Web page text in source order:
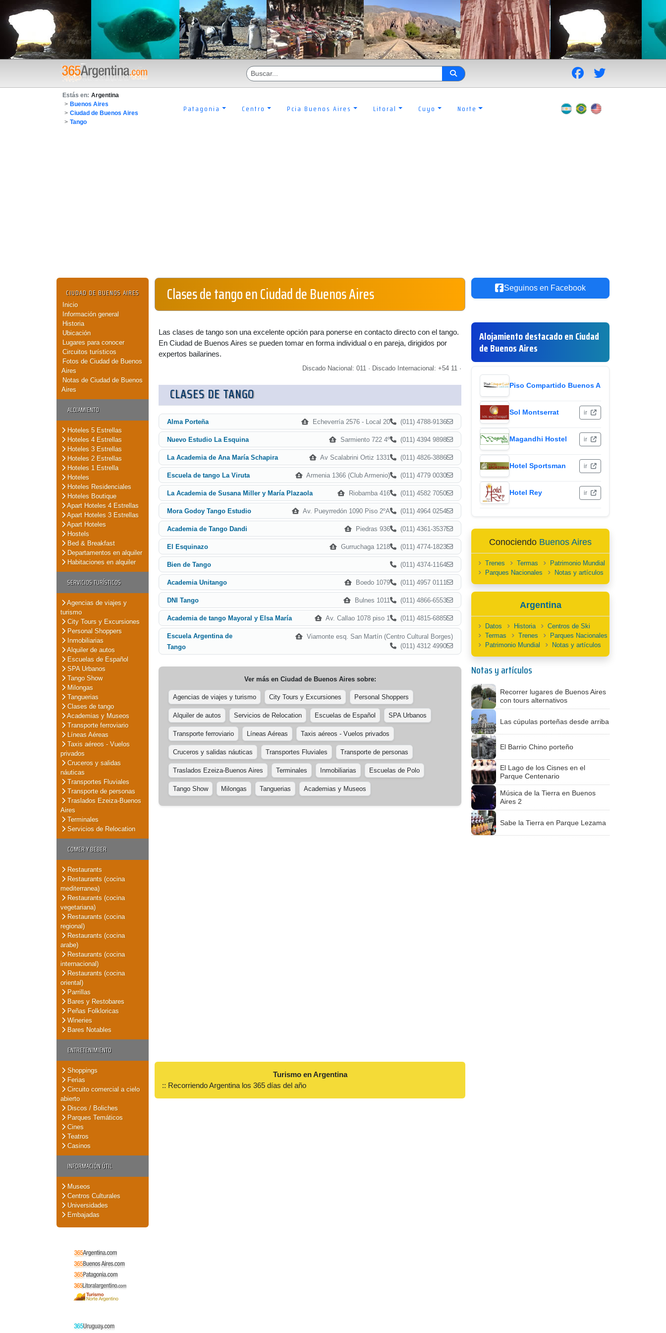
Estás en: Argentina
> Buenos Aires
> Ciudad de Buenos Aires
> Tango
Patagonia Centro Pcia Buenos Aires Litoral Cuyo Norte
CIUDAD DE BUENOS AIRES
Inicio
Información general
Historia
Ubicación
Lugares para conocer
Circuitos turísticos
Fotos de Ciudad de Buenos
Aires
Notas de Ciudad de Buenos
Aires
ALOJAMIENTO
Hoteles 5 Estrellas
Hoteles 4 Estrellas
Hoteles 3 Estrellas
Hoteles 2 Estrellas
Hoteles 1 Estrella
Hoteles
Hoteles Residenciales
Hoteles Boutique
Apart Hoteles 4 Estrellas
Apart Hoteles 3 Estrellas
Apart Hoteles
Hostels
Bed & Breakfast
Departamentos en alquiler
Habitaciones en alquiler
SERVICIOS TURÍSTICOS
Agencias de viajes y
turismo
City Tours y Excursiones
Personal Shoppers
Inmobiliarias
Alquiler de autos
Escuelas de Español
SPA Urbanos
Tango Show
Milongas
Tanguerias
Clases de tango
Academias y Museos
Transporte ferroviario
Líneas Aéreas
Taxis aéreos - Vuelos
privados
Cruceros y salidas
náuticas
Transportes Fluviales
Transporte de personas
Traslados Ezeiza-Buenos
Aires
Terminales
Servicios de Relocation
COMER Y BEBER
Restaurants
Restaurants (cocina
mediterranea)
Restaurants (cocina
vegetariana)
Restaurants (cocina
regional)
Restaurants (cocina
arabe)
Restaurants (cocina
internacional)
Restaurants (cocina
oriental)
Parrillas
Bares y Restobares
Peñas Folkloricas
Wineries
Bares Notables
ENTRETENIMIENTO
Shoppings
Ferias
Circuito comercial a cielo
abierto
Discos / Boliches
Parques Temáticos
Cines
Teatros
Casinos
INFORMACIÓN ÚTIL
Museos
Centros Culturales
Universidades
Embajadas
Clases de tango en Ciudad de Buenos Aires
Las clases de tango son una excelente opción para ponerse en contacto directo con el tango.
En Ciudad de Buenos Aires se pueden tomar en forma individual o en pareja, dirigidos por
expertos bailarines.
Discado Nacional: 011 · Discado Internacional: +54 11 ·
CLASES DE TANGO
Alma Porteña Echeverría 2576 - Local 20 (011) 4788-9136
Nuevo Estudio La Esquina Sarmiento 722 4º (011) 4394 9898
La Academia de Ana María Schapira Av Scalabrini Ortiz 1331 (011) 4826-3886
Escuela de tango La Viruta Armenia 1366 (Club Armenio) (011) 4779 0030
La Academia de Susana Miller y María Plazaola Riobamba 416 (011) 4582 7050
Mora Godoy Tango Estudio Av. Pueyrredón 1090 Piso 2ºA (011) 4964 0254
Academia de Tango Dandi Piedras 936 (011) 4361-3537
El Esquinazo Gurruchaga 1218 (011) 4774-1823
Bien de Tango (011) 4374-1164
Academia Unitango Boedo 1079 (011) 4957 0111
DNI Tango Bulnes 1011 (011) 4866-6553
Academia de tango Mayoral y Elsa María Av. Callao 1078 piso 1 (011) 4815-6885
Escuela Argentina de
Tango
Viamonte esq. San Martín (Centro Cultural Borges)
(011) 4312 4990
Ver más en Ciudad de Buenos Airessobre:
Agencias de viajes y turismo City Tours y Excursiones Personal Shoppers
Alquiler de autos Servicios de Relocation Escuelas de Español SPA Urbanos
Transporte ferroviario Líneas Aéreas Taxis aéreos - Vuelos privados
Cruceros y salidas náuticas Transportes Fluviales Transporte de personas
Traslados Ezeiza-Buenos Aires Terminales Inmobiliarias Escuelas de Polo
Tango Show Milongas Tanguerias Academias y Museos
Turismo en Argentina
:: Recorriendo Argentina los 365 días del año
Seguinos en Facebook
Alojamiento destacado en Ciudad
de Buenos Aires
Piso Compartido Buenos Aires
Sol Montserrat ir
Magandhi Hostel ir
Hotel Sportsman ir
Hotel Rey ir
Conociendo Buenos Aires
Trenes Termas
Patrimonio Mundial
Parques Nacionales
Notas y artículos
Argentina
Datos Historia
Centros de Ski
Termas
Trenes
Parques Nacionales
Patrimonio Mundial
Notas y artículos
Notas y artículos
Recorrer lugares de Buenos Aires
con tours alternativos
Las cúpulas porteñas desde arriba
El Barrio Chino porteño
El Lago de los Cisnes en el
Parque Centenario
Música de la Tierra en Buenos
Aires 2
Sabe la Tierra en Parque Lezama